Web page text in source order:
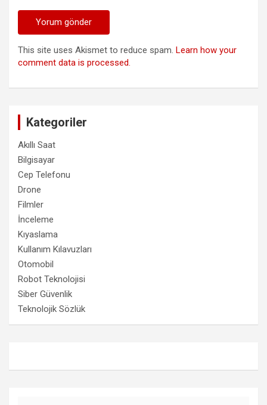
This site uses Akismet to reduce spam. Learn how your
comment data is processed.
Kategoriler
Akıllı Saat
Bilgisayar
Cep Telefonu
Drone
Filmler
İnceleme
Kıyaslama
Kullanım Kılavuzları
Otomobil
Robot Teknolojisi
Siber Güvenlik
Teknolojik Sözlük